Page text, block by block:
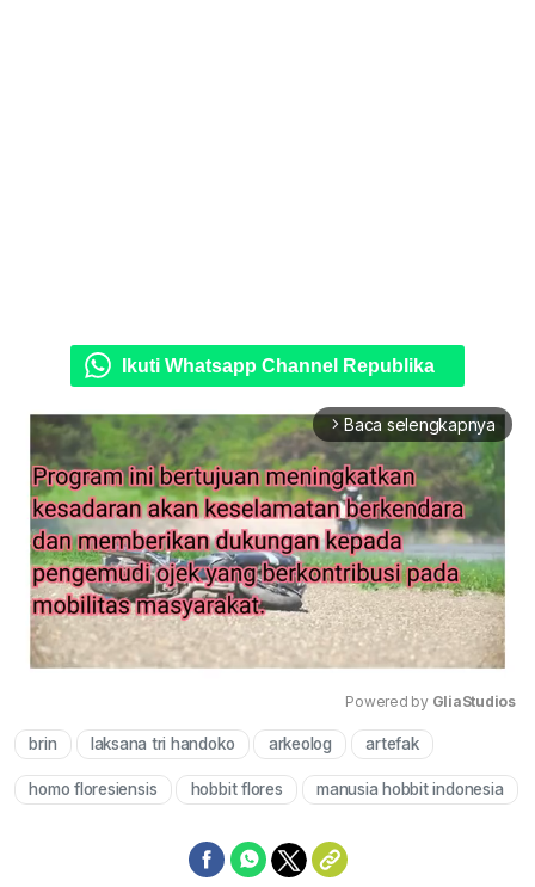
Ikuti Whatsapp Channel Republika
arrow_forward_ios Baca selengkapnya
Powered by GliaStudios
brin laksana tri handoko arkeolog artefak
homo floresiensis hobbit flores manusia hobbit indonesia